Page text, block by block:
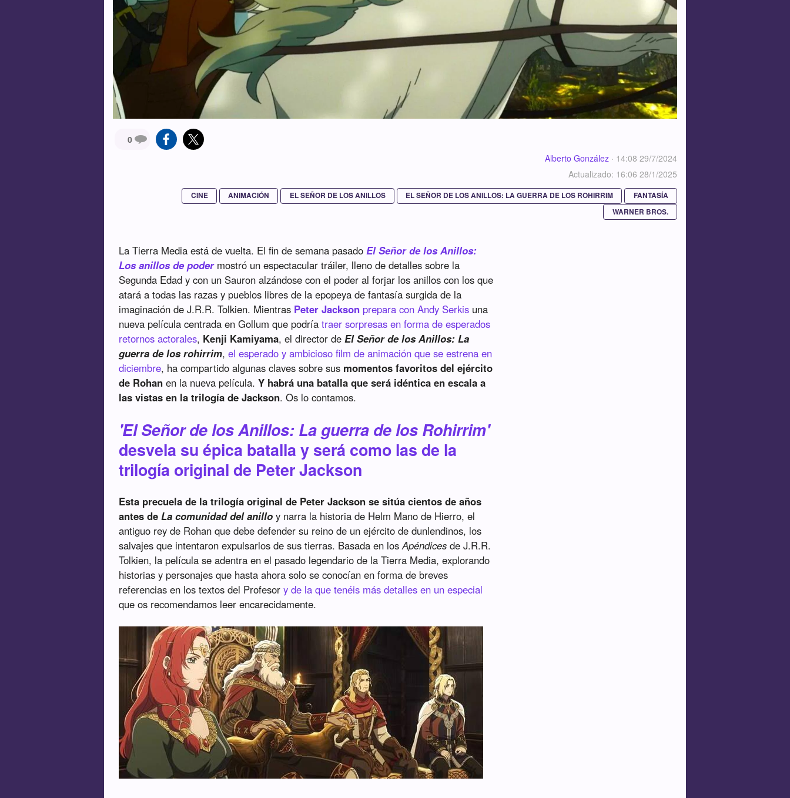
0
Alberto González · 14:08 29/7/2024
Actualizado: 16:06 28/1/2025
CINE ANIMACIÓN EL SEÑOR DE LOS ANILLOS EL SEÑOR DE LOS ANILLOS: LA GUERRA DE LOS ROHIRRIM
FANTASÍA
WARNER BROS.
La Tierra Media está de vuelta. El fin de semana pasado El Señor de los Anillos:
Los anillos de podermostró un espectacular tráiler, lleno de detalles sobre la
Segunda Edad y con un Sauron alzándose con el poder al forjar los anillos con los que
atará a todas las razas y pueblos libres de la epopeya de fantasía surgida de la
imaginación de J.R.R. Tolkien. Mientras Peter Jackson prepara con Andy Serkis una
nueva película centrada en Gollum que podríatraer sorpresas en forma de esperados
retornos actorales, Kenji Kamiyama, el director de El Señor de los Anillos: La
guerra de los rohirrim,el esperado y ambicioso film de animación que se estrena en
diciembre, ha compartido algunas claves sobre sus momentos favoritos del ejército
de Rohan en la nueva película.Y habrá una batalla que será idéntica en escala a
las vistas en la trilogía de Jackson. Os lo contamos.
'El Señor de los Anillos: La guerra de los Rohirrim'
desvela su épica batalla y será como las de la
trilogía original de Peter Jackson
Esta precuela de la trilogía original de Peter Jackson se sitúa cientos de años
antes de La comunidad del anillo y narra la historia de Helm Mano de Hierro, el
antiguo rey de Rohan que debe defender su reino de un ejército de dunlendinos, los
salvajes que intentaron expulsarlos de sus tierras. Basada en losApéndices de J.R.R.
Tolkien, la película se adentra en el pasado legendario de la Tierra Media, explorando
historias y personajes que hasta ahora solo se conocían en forma de breves
referencias en los textos del Profesory de la que tenéis más detalles en un especial
que os recomendamos leer encarecidamente.